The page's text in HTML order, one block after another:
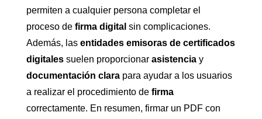
permiten a cualquier persona completar el
proceso de firma digital sin complicaciones.
Además, las entidades emisoras de certificados
digitalessuelen proporcionar asistenciay
documentación clarapara ayudar a los usuarios
a realizar el procedimiento de firma
correctamente. En resumen, firmar un PDF con